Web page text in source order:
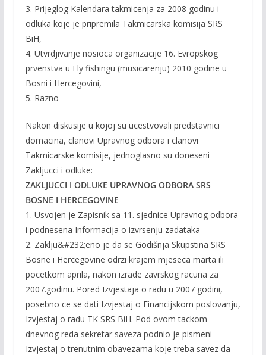
3. Prijeglog Kalendara takmicenja za 2008 godinu i
odluka koje je pripremila Takmicarska komisija SRS
BiH,
4. Utvrdjivanje nosioca organizacije 16. Evropskog
prvenstva u Fly fishingu (musicarenju) 2010 godine u
Bosni i Hercegovini,
5. Razno
Nakon diskusije u kojoj su ucestvovali predstavnici
domacina, clanovi Upravnog odbora i clanovi
Takmicarske komisije, jednoglasno su doneseni
Zakljucci i odluke:
ZAKLJUCCI I ODLUKE UPRAVNOG ODBORA SRS
BOSNE I HERCEGOVINE
1. Usvojen je Zapisnik sa 11. sjednice Upravnog odbora
i podnesena Informacija o izvrsenju zadataka
2. Zaklju&#232;eno je da se Godišnja Skupstina SRS
Bosne i Hercegovine odrzi krajem mjeseca marta ili
pocetkom aprila, nakon izrade zavrskog racuna za
2007.godinu. Pored Izvjestaja o radu u 2007 godini,
posebno ce se dati Izvjestaj o Financijskom poslovanju,
Izvjestaj o radu TK SRS BiH. Pod ovom tackom
dnevnog reda sekretar saveza podnio je pismeni
Izvjestaj o trenutnim obavezama koje treba savez da